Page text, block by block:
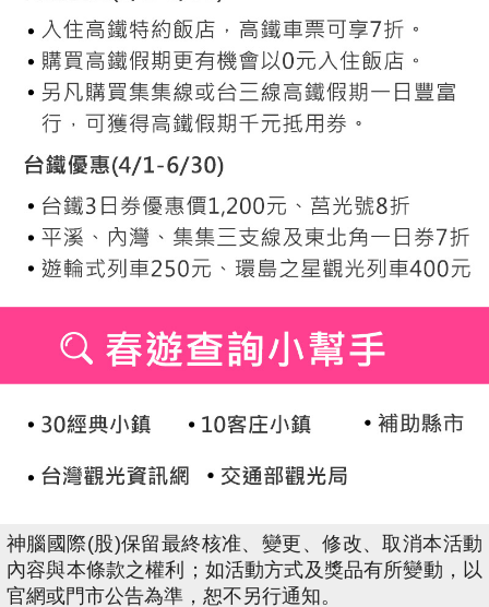
神腦國際(股)保留最終核准、變更、修改、取消本活動
內容與本條款之權利；如活動方式及獎品有所變動，以
官網或門市公告為準，恕不另行通知。